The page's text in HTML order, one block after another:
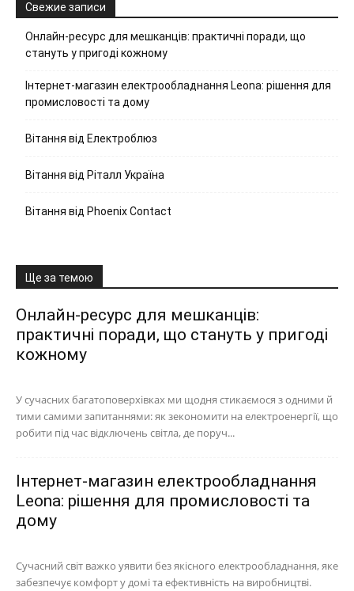
Свежие записи
Онлайн-ресурс для мешканців: практичні поради, що
стануть у пригоді кожному
Інтернет-магазин електрообладнання Leona: рішення для
промисловості та дому
Вітання від Електроблюз
Вітання від Ріталл Україна
Вітання від Phoenix Contact
Ще за темою
Онлайн-ресурс для мешканців:
практичні поради, що стануть у пригоді
кожному
У сучасних багатоповерхівках ми щодня стикаємося з одними й
тими самими запитаннями: як зекономити на електроенергії, що
робити під час відключень світла, де поруч...
Інтернет-магазин електрообладнання
Leona: рішення для промисловості та
дому
Сучасний світ важко уявити без якісного електрообладнання, яке
забезпечує комфорт у домі та ефективність на виробництві.